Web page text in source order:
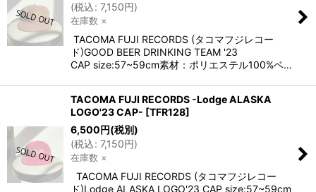
(税込: 7,150円)
在庫数 ×
TACOMA FUJI RECORDS (タコマフジレコー
ド)GOOD BEER DRINKING TEAM '23
CAP size:57~59cm素材：ポリエステル100%ベ…
TACOMA FUJI RECORDS -Lodge ALASKA
LOGO'23 CAP- [TFR128]
6,500円(税別)
(税込: 7,150円)
在庫数 ×
TACOMA FUJI RECORDS (タコマフジレコー
ド)Lodge ALASKA LOGO'23 CAP size:57~59cm